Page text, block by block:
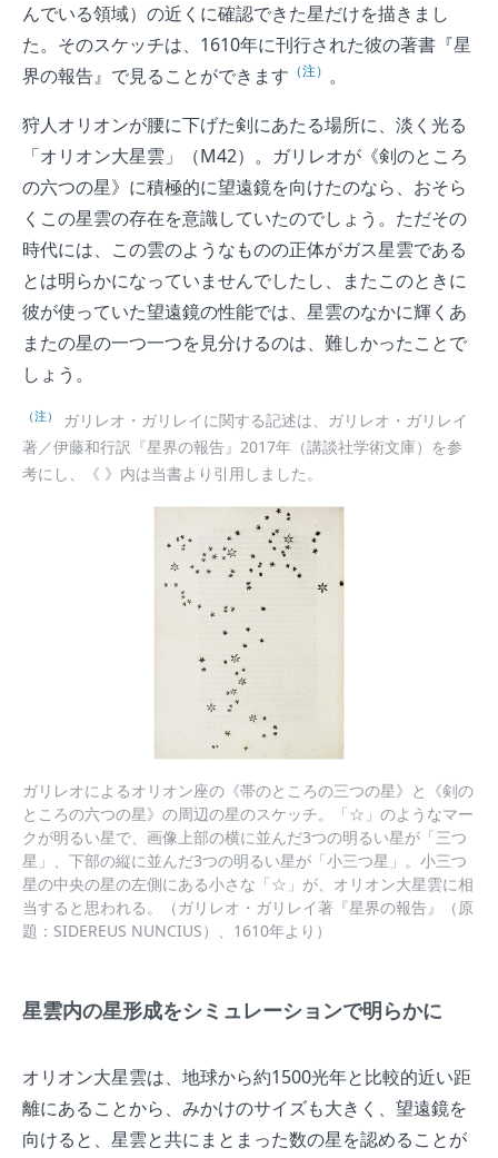
んでいる領域）の近くに確認できた星だけを描きまし
た。そのスケッチは、1610年に刊行された彼の著書『星
界の報告』で見ることができます （注） 。
狩人オリオンが腰に下げた剣にあたる場所に、淡く光る
「オリオン大星雲」（M42）。ガリレオが《剣のところ
の六つの星》に積極的に望遠鏡を向けたのなら、おそら
くこの星雲の存在を意識していたのでしょう。ただその
時代には、この雲のようなものの正体がガス星雲である
とは明らかになっていませんでしたし、またこのときに
彼が使っていた望遠鏡の性能では、星雲のなかに輝くあ
またの星の一つ一つを見分けるのは、難しかったことで
しょう。
（注）
ガリレオ・ガリレイに関する記述は、ガリレオ・ガリレイ
著／伊藤和行訳『星界の報告』2017年（講談社学術文庫）を参
考にし、《 》内は当書より引用しました。
ガリレオによるオリオン座の《帯のところの三つの星》と《剣の
ところの六つの星》の周辺の星のスケッチ。「☆」のようなマー
クが明るい星で、画像上部の横に並んだ3つの明るい星が「三つ
星」、下部の縦に並んだ3つの明るい星が「小三つ星」。小三つ
星の中央の星の左側にある小さな「☆」が、オリオン大星雲に相
当すると思われる。（ガリレオ・ガリレイ著『星界の報告』（原
題：SIDEREUS NUNCIUS）、1610年より）
星雲内の星形成をシミュレーションで明らかに
オリオン大星雲は、地球から約1500光年と比較的近い距
離にあることから、みかけのサイズも大きく、望遠鏡を
向けると、星雲と共にまとまった数の星を認めることが